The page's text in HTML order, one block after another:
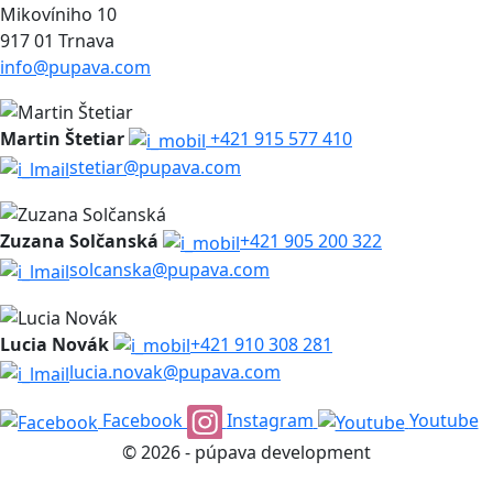
Mikovíniho 10
917 01 Trnava
info@pupava.com
Martin Štetiar
+421 915 577 410
stetiar@pupava.com
Zuzana Solčanská
+421 905 200 322
solcanska@pupava.com
Lucia Novák
+421 910 308 281
lucia.novak@pupava.com
Facebook
Instagram
Youtube
© 2026 - púpava development